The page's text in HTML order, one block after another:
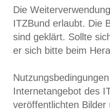
Die
ITZBund erlaubt. Die
sind geklärt. Sollte
er sich bitte beim
Internetangebot des
veröffentlichten